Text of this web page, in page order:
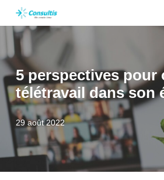
Skip
to
main
content
5 perspectives pour
télétravail dans son
29 août 2022